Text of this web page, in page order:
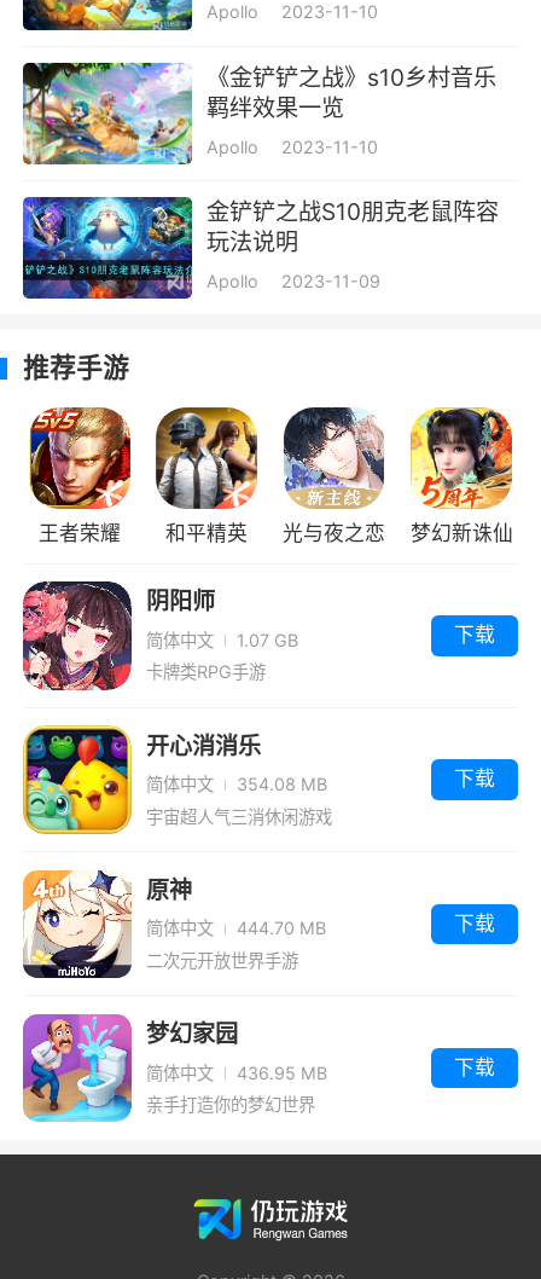
Apollo 2023-11-10
《金铲铲之战》s10乡村音乐
羁绊效果一览
Apollo 2023-11-10
金铲铲之战S10朋克老鼠阵容
玩法说明
Apollo 2023-11-09
推荐手游
王者荣耀 和平精英 光与夜之恋 梦幻新诛仙
阴阳师
简体中文
1.07 GB
卡牌类RPG手游
下载
开心消消乐
简体中文
354.08 MB
宇宙超人气三消休闲游戏
下载
原神
简体中文
444.70 MB
二次元开放世界手游
下载
梦幻家园
简体中文
436.95 MB
亲手打造你的梦幻世界
下载